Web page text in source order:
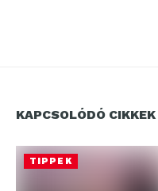
KAPCSOLÓDÓ CIKKEK
TIPPEK